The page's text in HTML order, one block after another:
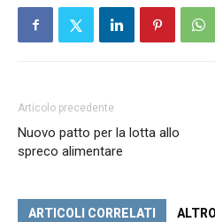
Articolo precedente
Nuovo patto per la lotta allo
spreco alimentare
ARTICOLI CORRELATI